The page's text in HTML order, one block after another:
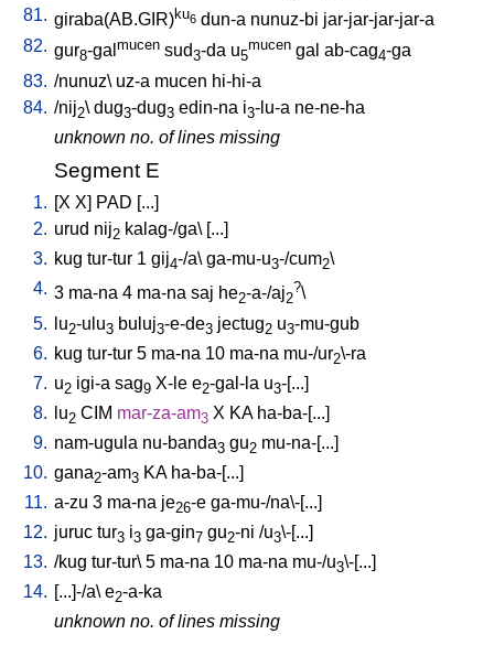
81. giraba(AB.GIR)ku6 dun-a nunuz-bi jar-jar-jar-jar-a
82. gur8-gal mucen sud3-da u5
mucen gal ab-cag4-ga
83. /nunuz\ uz-a mucen hi-hi-a
84. /nij2\ dug3-dug3 edin-na i3-lu-a ne-ne-ha
unknown no. of lines missing
Segment E
1. [X X] PAD [...]
2. urud nij2 kalag-/ga\ [...]
3. kug tur-tur 1 gij4-/a\ ga-mu-u3-/cum2\
4. 3 ma-na 4 ma-na saj he2-a-/aj2
?\
5.
lu2-ulu3 buluj3-e-de3 jectug2 u3-mu-gub
6. kug tur-tur 5 ma-na 10 ma-na mu-/ur2\-ra
7. u2 igi-a sag9 X-le e2-gal-la u3-[...]
8.
lu2 CIM mar-za-am3 X KA ha-ba-[...]
9. nam-ugula nu-banda3 gu2 mu-na-[...]
10. gana2-am3 KA ha-ba-[...]
11. a-zu 3 ma-na je26-e ga-mu-/na\-[...]
12. juruc tur3 i3 ga-gin7 gu2-ni /u3\-[...]
13. /kug tur-tur\ 5 ma-na 10 ma-na mu-/u3\-[...]
14. [...]-/a\ e2-a-ka
unknown no. of lines missing